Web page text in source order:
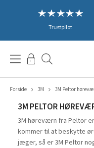
Trustpilot
Forside 3M 3M Peltor
3M PELTOR
3M høreværn fra Peltor
kommer til at beskytte
jæger, så er 3M Peltor